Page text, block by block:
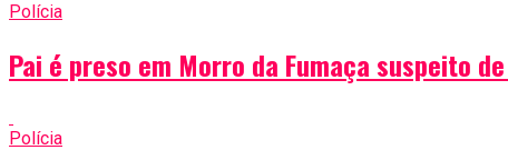
Polícia
Pai é preso em Morro da Fumaça suspeito
Polícia